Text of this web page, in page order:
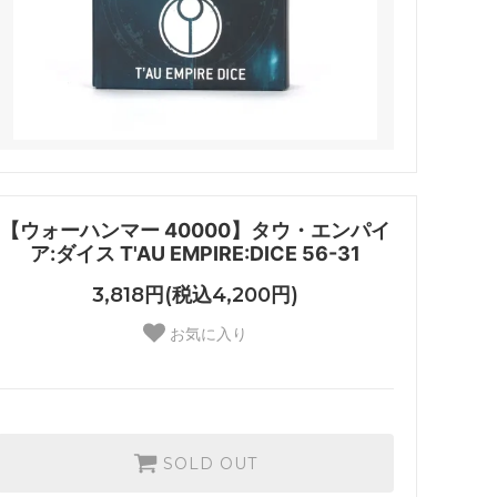
【ウォーハンマー 40000】タウ・エンパイ
ア:ダイス T'AU EMPIRE:DICE 56-31
3,818円(税込4,200円)
お気に入り
SOLD OUT